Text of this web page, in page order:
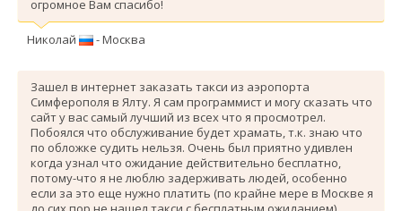
огромное Вам спасибо!
Николай - Москва
Зашел в интернет заказать такси из аэропорта
Симферополя в Ялту. Я сам программист и могу сказать что
сайт у вас самый лучший из всех что я просмотрел.
Побоялся что обслуживание будет храмать, т.к. знаю что
по обложке судить нельзя. Очень был приятно удивлен
когда узнал что ожидание действительно бесплатно,
потому-что я не люблю задерживать людей, особенно
если за это еще нужно платить (по крайне мере в Москве я